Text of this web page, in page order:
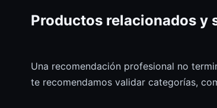
Productos relacionados y
Una recomendación profesional no
te recomendamos validar categorías,